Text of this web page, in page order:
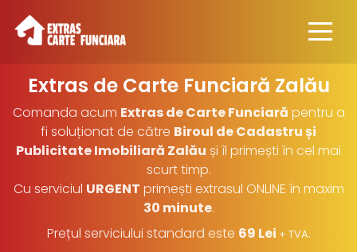
Extras de Carte Funciară Zalău
Comanda acum Extras de Carte Funciară pentru a
fi soluționat de către Biroul de Cadastru și
Publicitate Imobiliară Zalău și îl primești în cel mai
scurt timp.
Cu serviciul URGENT primești extrasul ONLINE în maxim
30 minute.
Prețul serviciului standard este 69 Lei + TVA.